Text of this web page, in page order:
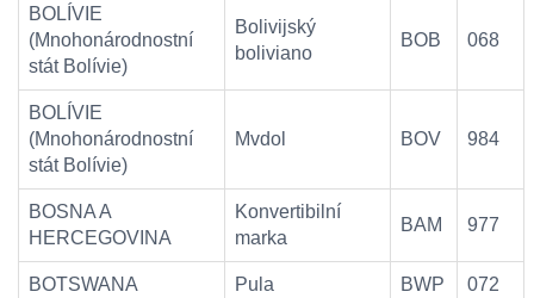
BOLÍVIE
(Mnohonárodnostní
stát Bolívie)
Bolivijský
boliviano
BOB 068
BOLÍVIE
(Mnohonárodnostní
stát Bolívie)
Mvdol BOV 984
BOSNA A
HERCEGOVINA
Konvertibilní
marka
BAM 977
BOTSWANA Pula BWP 072